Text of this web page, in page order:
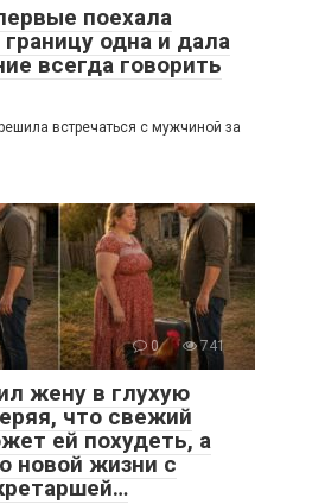
поехала
одна и дала
всегда говорить
встречаться с мужчиной за
0 741
жену в глухую
что свежий
ей похудеть, а
новой жизни с